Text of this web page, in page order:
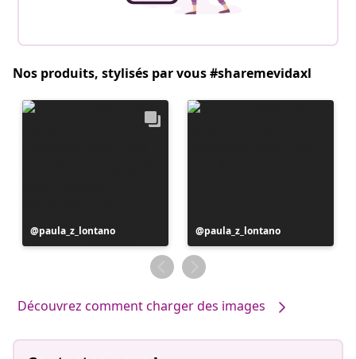
Nos produits, stylisés par vous #sharemevidaxl
Publication
publiée
paula_z_lontano
Publication
publiée
par
paula_z_lontano
Découvrez comment charger des images